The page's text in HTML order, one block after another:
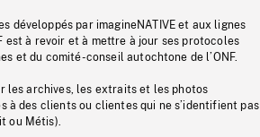
développés par imagineNATIVE et aux lignes
est à revoir et à mettre à jour ses protocoles
et du comité-conseil autochtone de l’ONF.
les archives, les extraits et les photos
des clients ou clientes qui ne s’identifient pas
ou Métis).